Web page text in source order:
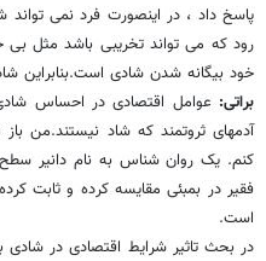
پاسخ داد ، در اینصورت فرد نمی
رود که می تواند تخریبی باشد مثل
خود بیگانه شدن شادی است.بنابراین
براتی: عوامل اقتصادی در احساس
آدمهای ثروتمند که شاد نیستند.من
کنم. یک روان شناس به نام دانیر سطح
فقیر در بمبئی مقایسه کرده و ثابت
است.
در بحث تاثیر شرایط اقتصادی در